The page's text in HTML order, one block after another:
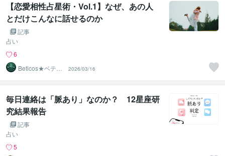
【恋愛相性占星術・Vol.1】なぜ、あの人
とだけこんなに話せるのか
記事
占い
6
Beticos★ベティ
コ 占星術師
2026/03/16
毎日連絡は「脈あり」なのか？ 12星座研
究結果報告
記事
占い
5